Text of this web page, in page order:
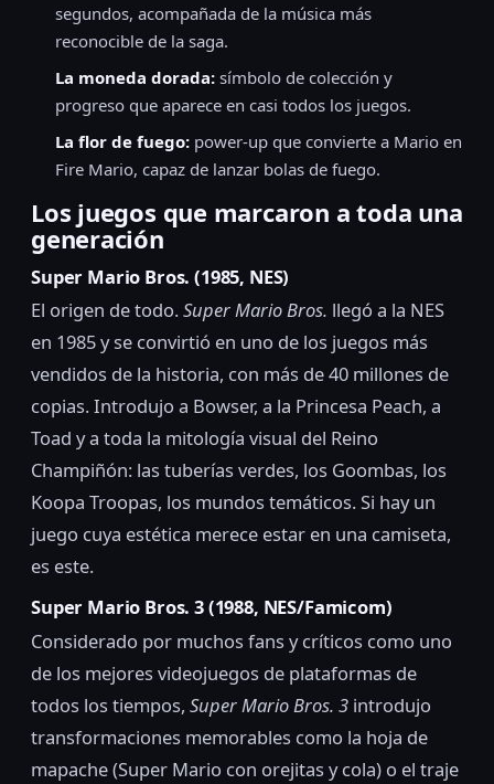
segundos, acompañada de la música más
reconocible de la saga.
La moneda dorada: símbolo de colección y
progreso que aparece en casi todos los juegos.
La flor de fuego: power-up que convierte a Mario en
Fire Mario, capaz de lanzar bolas de fuego.
Los juegos que marcaron a toda una
generación
Super Mario Bros. (1985, NES)
El origen de todo.Super Mario Bros. llegó a la NES
en 1985 y se convirtió en uno de los juegos más
vendidos de la historia, con más de 40 millones de
copias. Introdujo a Bowser, a la Princesa Peach, a
Toad y a toda la mitología visual del Reino
Champiñón: las tuberías verdes, los Goombas, los
Koopa Troopas, los mundos temáticos. Si hay un
juego cuya estética merece estar en una camiseta,
es este.
Super Mario Bros. 3 (1988, NES/Famicom)
Considerado por muchos fans y críticos como uno
de los mejores videojuegos de plataformas de
todos los tiempos, Super Mario Bros. 3 introdujo
transformaciones memorables como la hoja de
mapache (Super Mario con orejitas y cola) o el traje